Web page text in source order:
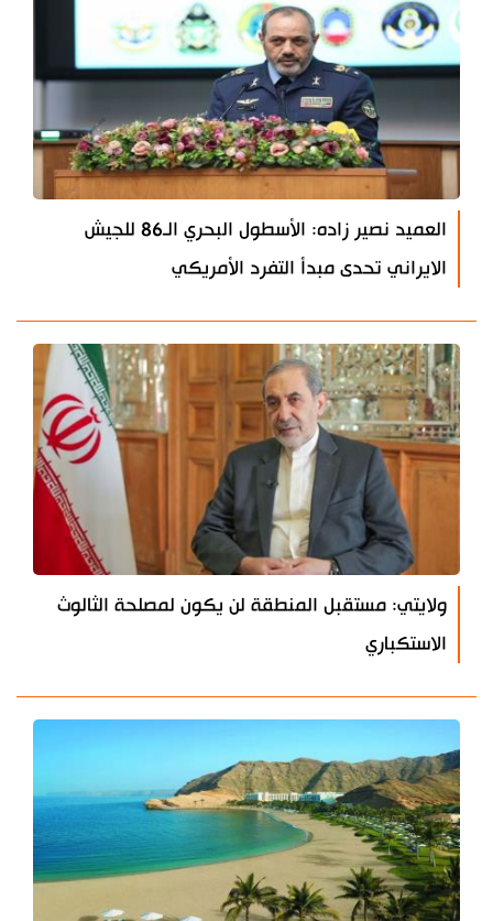
العميد نصير زاده: الأسطول البحري الـ86 للجيش
الايراني تحدى مبدأ التفرد الأمريكي
ولايتي: مستقبل المنطقة لن يكون لمصلحة الثالوث
الاستكباري